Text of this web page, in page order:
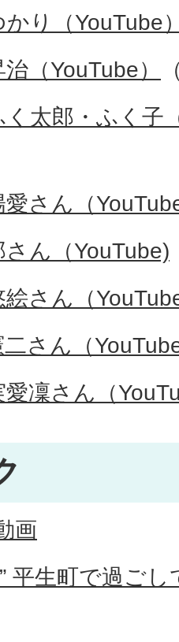
り（YouTube
（YouTube）
く太郎・ふく子
さん（
ん（YouTube)
さん（
さん（
凜さん（
画
平生町で過ご